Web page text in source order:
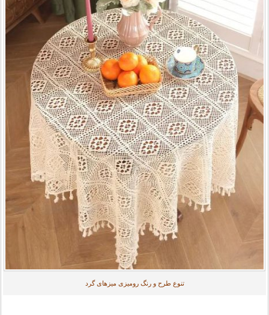
تنوع طرح و رنگ رومیزی میزهای گرد